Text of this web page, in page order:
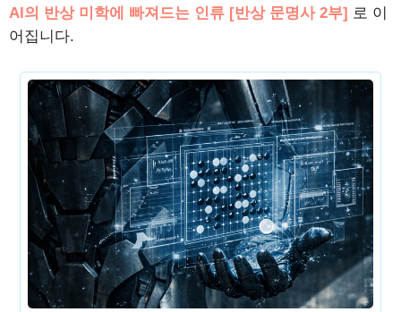
AI의 반상 미학에 빠져드는 인류 [반상 문명사 2부] 로 이
어집니다.